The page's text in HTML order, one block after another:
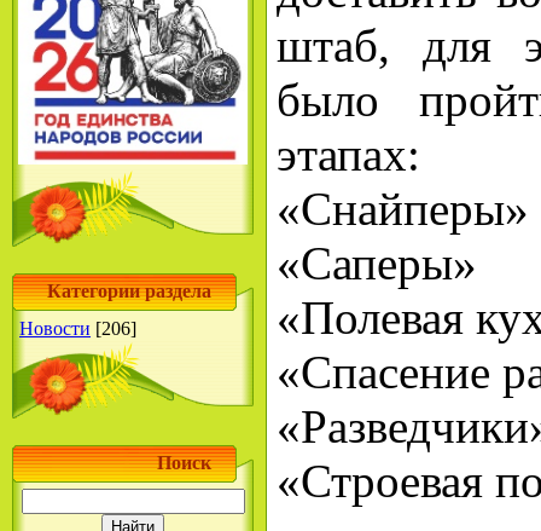
Категории раздела
Новости [206]
Поиск
штаб, для
было
этапах:
«Снайперы»
«Саперы»
«Полевая
«Спасение
«Строевая